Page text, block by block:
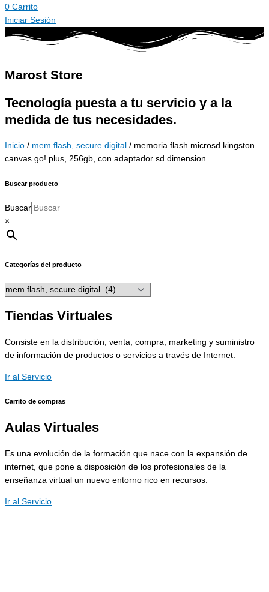
0 Carrito
Iniciar Sesión
Marost Store
Tecnología puesta a tu servicio y a la
medida de tus necesidades.
Inicio / mem flash, secure digital / memoria flash microsd kingston
canvas go! plus, 256gb, con adaptador sd dimension
Buscar producto
Buscar
×
Categorías del producto
Tiendas Virtuales
Consiste en la distribución, venta, compra, marketing y suministro
de información de productos o servicios a través de Internet.
Ir al Servicio
Carrito de compras
Aulas Virtuales
Es una evolución de la formación que nace con la expansión de
internet, que pone a disposición de los profesionales de la
enseñanza virtual un nuevo entorno rico en recursos.
Ir al Servicio